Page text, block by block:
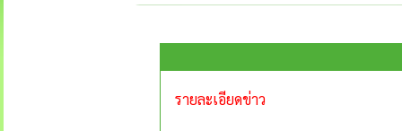
รายละเอียดข่าว